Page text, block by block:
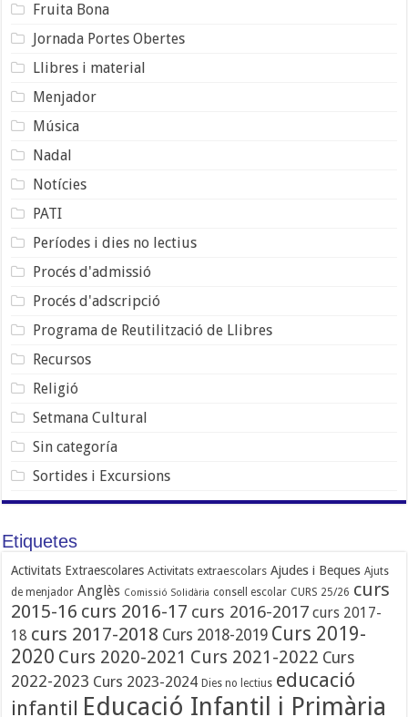
Fruita Bona
Jornada Portes Obertes
Llibres i material
Menjador
Música
Nadal
Notícies
PATI
Períodes i dies no lectius
Procés d'admissió
Procés d'adscripció
Programa de Reutilització de Llibres
Recursos
Religió
Setmana Cultural
Sin categoría
Sortides i Excursions
Etiquetes
Activitats Extraescolares Activitats extraescolars Ajudes i Beques Ajuts
de menjador Anglès Comissió Solidària consell escolar CURS 25/26 curs
2015-16 curs 2016-17 curs 2016-2017 curs 2017-
18 curs 2017-2018 Curs 2018-2019 Curs 2019-
2020 Curs 2020-2021 Curs 2021-2022 Curs
2022-2023 Curs 2023-2024 Dies no lectius educació
infantil Educació Infantil i Primària